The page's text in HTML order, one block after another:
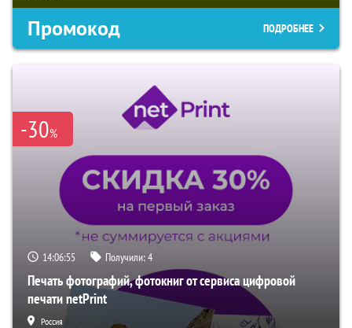
Промокод ПОДРОБНЕЕ
-30%
14:06:53 Получили:4
Печать фотографий, фотокниг от сервиса цифровой
печати netPrint
Россия